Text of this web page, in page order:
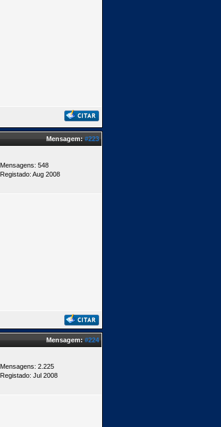
Mensagem:#223
Mensagens: 548
Registado: Aug 2008
Mensagem:#224
Mensagens: 2.225
Registado: Jul 2008